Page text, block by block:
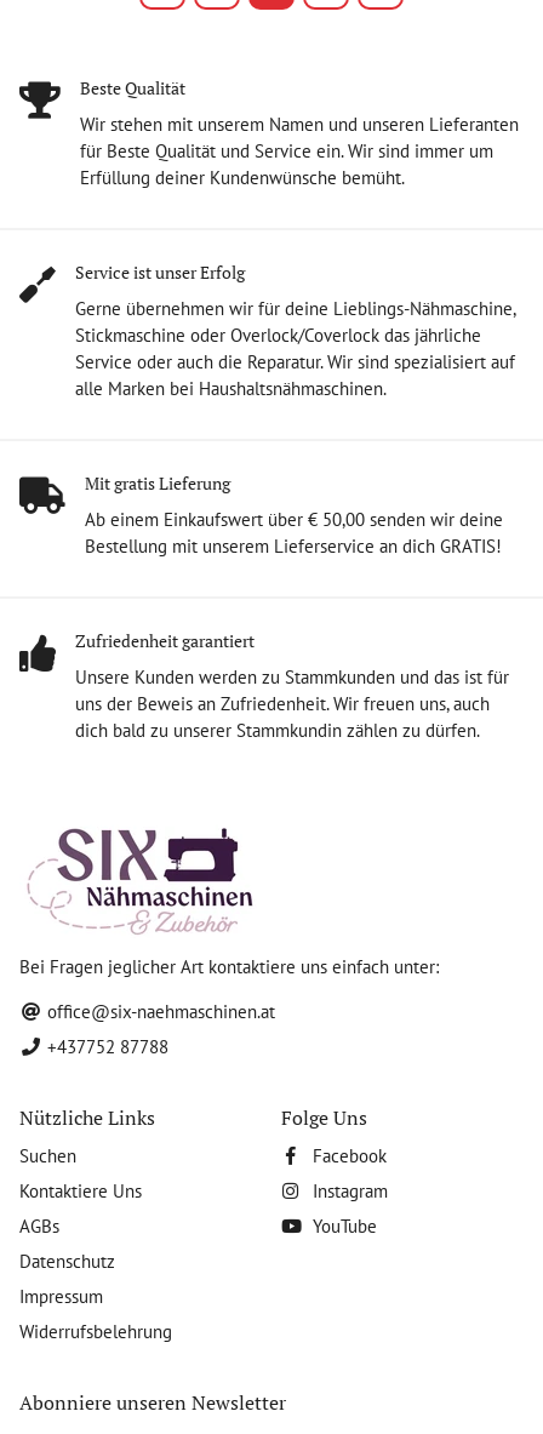
Beste Qualität
Wir stehen mit unserem Namen und unseren Lieferanten
für Beste Qualität und Service ein. Wir sind immer um
Erfüllung deiner Kundenwünsche bemüht.
Service ist unser Erfolg
Gerne übernehmen wir für deine Lieblings-Nähmaschine,
Stickmaschine oder Overlock/Coverlock das jährliche
Service oder auch die Reparatur. Wir sind spezialisiert auf
alle Marken bei Haushaltsnähmaschinen.
Mit gratis Lieferung
Ab einem Einkaufswert über € 50,00 senden wir deine
Bestellung mit unserem Lieferservice an dich GRATIS!
Zufriedenheit garantiert
Unsere Kunden werden zu Stammkunden und das ist für
uns der Beweis an Zufriedenheit. Wir freuen uns, auch
dich bald zu unserer Stammkundin zählen zu dürfen.
Bei Fragen jeglicher Art kontaktiere uns einfach unter:
office@six-naehmaschinen.at
+437752 87788
Nützliche Links
Suchen
Kontaktiere Uns
AGBs
Datenschutz
Impressum
Widerrufsbelehrung
Folge Uns
Facebook
Instagram
YouTube
Abonniere unseren Newsletter